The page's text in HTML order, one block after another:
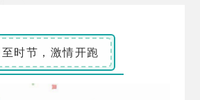
至时节，激情开跑